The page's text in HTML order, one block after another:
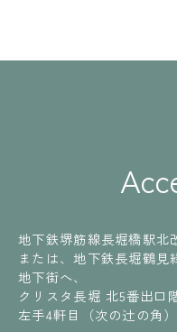
地下鉄堺筋線長堀橋駅北
または、地下鉄長堀鶴
地下街へ、
クリスタ長堀 北5番出口
左手4軒目（次の辻の角）